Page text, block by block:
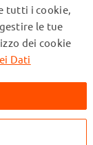
di
menzionati
tutti i cookie,
le tue
dei cookie
Dati